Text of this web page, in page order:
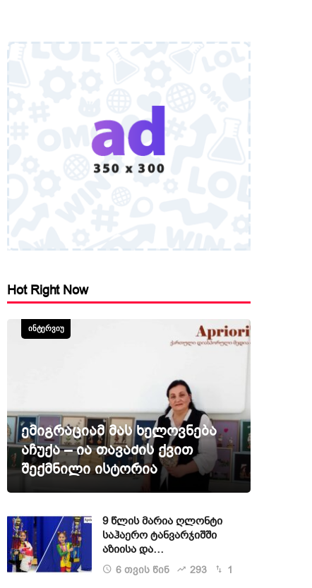
Hot Right Now
ᲘᲜᲢᲔᲠᲕᲘᲣ
ემიგრაციამ მას ხელოვნება
აჩუქა – ია თავაძის ქვით
შექმნილი ისტორია
9 წლის მარია ღლონტი
საჰაერო ტანვარჯიშში
აზიისა და…
6 თვის წინ 293 1